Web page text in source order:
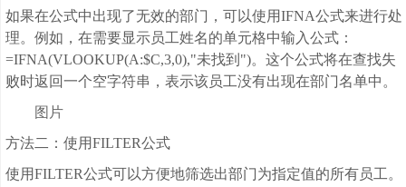
如果在公式中出现了无效的部门，可以使用IFNA公式来进行处
理。例如，在需要显示员工姓名的单元格中输入公式：
=IFNA(VLOOKUP(A:$C,3,0),"未找到")。这个公式将在查找失
败时返回一个空字符串，表示该员工没有出现在部门名单中。
图片
方法二：使用FILTER公式
使用FILTER公式可以方便地筛选出部门为指定值的所有员工。